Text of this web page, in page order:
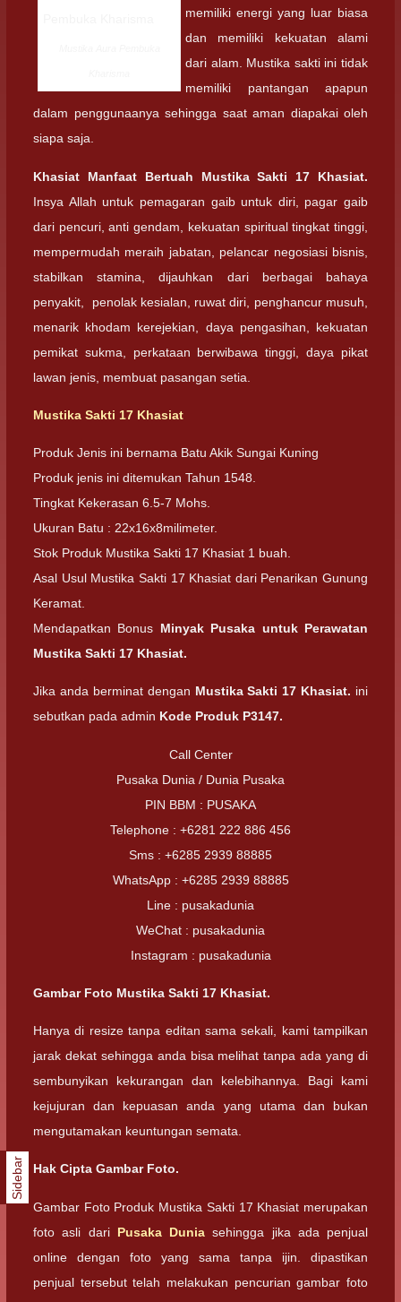
memiliki energi yang luar biasa
dan memiliki kekuatan alami
dari alam. Mustika sakti ini tidak
memiliki pantangan apapun
dalam penggunaanya sehingga saat aman diapakai oleh
siapa saja.
Khasiat Manfaat Bertuah Mustika Sakti 17 Khasiat.
Insya Allah untuk pemagaran gaib untuk diri, pagar gaib
dari pencuri, anti gendam, kekuatan spiritual tingkat tinggi,
mempermudah meraih jabatan, pelancar negosiasi bisnis,
stabilkan stamina, dijauhkan dari berbagai bahaya
penyakit, penolak kesialan, ruwat diri, penghancur musuh,
menarik khodam kerejekian, daya pengasihan, kekuatan
pemikat sukma, perkataan berwibawa tinggi, daya pikat
lawan jenis, membuat pasangan setia.
Mustika Sakti 17 Khasiat
Produk Jenis ini bernama Batu Akik Sungai Kuning
Produk jenis ini ditemukan Tahun 1548.
Tingkat Kekerasan 6.5-7 Mohs.
Ukuran Batu : 22x16x8milimeter.
Stok Produk Mustika Sakti 17 Khasiat 1 buah.
Asal Usul Mustika Sakti 17 Khasiat dari Penarikan Gunung
Keramat.
Mendapatkan Bonus Minyak Pusaka untuk Perawatan
Mustika Sakti 17 Khasiat.
Jika anda berminat dengan Mustika Sakti 17 Khasiat. ini
sebutkan pada admin Kode Produk P3147.
Call Center
Pusaka Dunia / Dunia Pusaka
PIN BBM : PUSAKA
Telephone : +6281 222 886 456
Sms : +6285 2939 88885
WhatsApp : +6285 2939 88885
Line : pusakadunia
WeChat : pusakadunia
Instagram : pusakadunia
Gambar Foto Mustika Sakti 17 Khasiat.
Hanya di resize tanpa editan sama sekali, kami tampilkan
jarak dekat sehingga anda bisa melihat tanpa ada yang di
sembunyikan kekurangan dan kelebihannya. Bagi kami
kejujuran dan kepuasan anda yang utama dan bukan
mengutamakan keuntungan semata.
Hak Cipta Gambar Foto.
Gambar Foto Produk Mustika Sakti 17 Khasiat merupakan
foto asli dari Pusaka Dunia sehingga jika ada penjual
online dengan foto yang sama tanpa ijin. dipastikan
penjual tersebut telah melakukan pencurian gambar foto
Sidebar